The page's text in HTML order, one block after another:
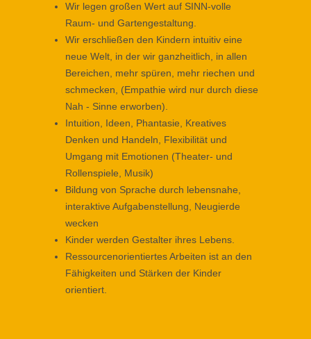
Wir legen großen Wert auf SINN-volle
Raum- und Gartengestaltung.
Wir erschließen den Kindern intuitiv eine
neue Welt, in der wir ganzheitlich, in allen
Bereichen, mehr spüren, mehr riechen und
schmecken, (Empathie wird nur durch diese
Nah - Sinne erworben).
Intuition, Ideen, Phantasie, Kreatives
Denken und Handeln, Flexibilität und
Umgang mit Emotionen (Theater- und
Rollenspiele, Musik)
Bildung von Sprache durch lebensnahe,
interaktive Aufgabenstellung, Neugierde
wecken
Kinder werden Gestalter ihres Lebens.
Ressourcenorientiertes Arbeiten ist an den
Fähigkeiten und Stärken der Kinder
orientiert.